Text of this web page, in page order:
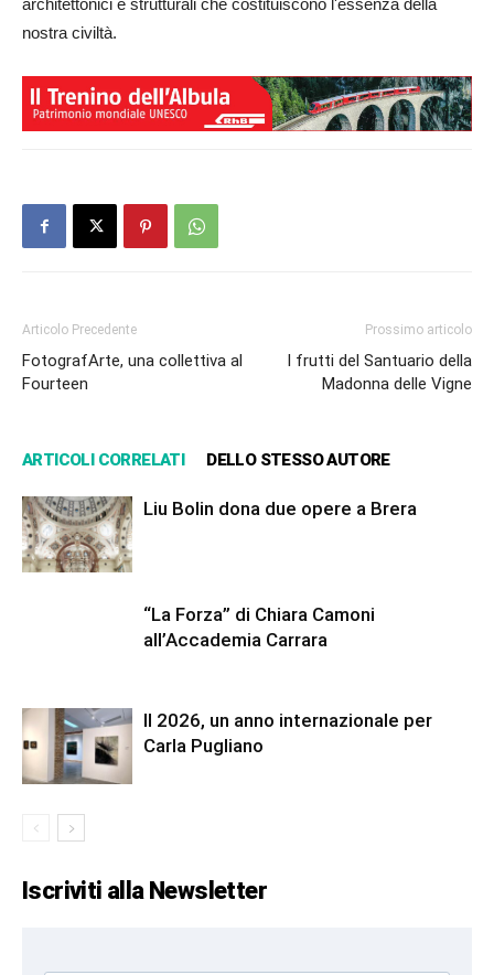
architettonici e strutturali che costituiscono l'essenza della
nostra civiltà.
Articolo Precedente
FotografArte, una collettiva al
Fourteen
Prossimo articolo
I frutti del Santuario della
Madonna delle Vigne
ARTICOLI CORRELATI DELLO STESSO AUTORE
Liu Bolin dona due opere a Brera
“La Forza” di Chiara Camoni
all’Accademia Carrara
Il 2026, un anno internazionale per
Carla Pugliano
Iscriviti alla Newsletter